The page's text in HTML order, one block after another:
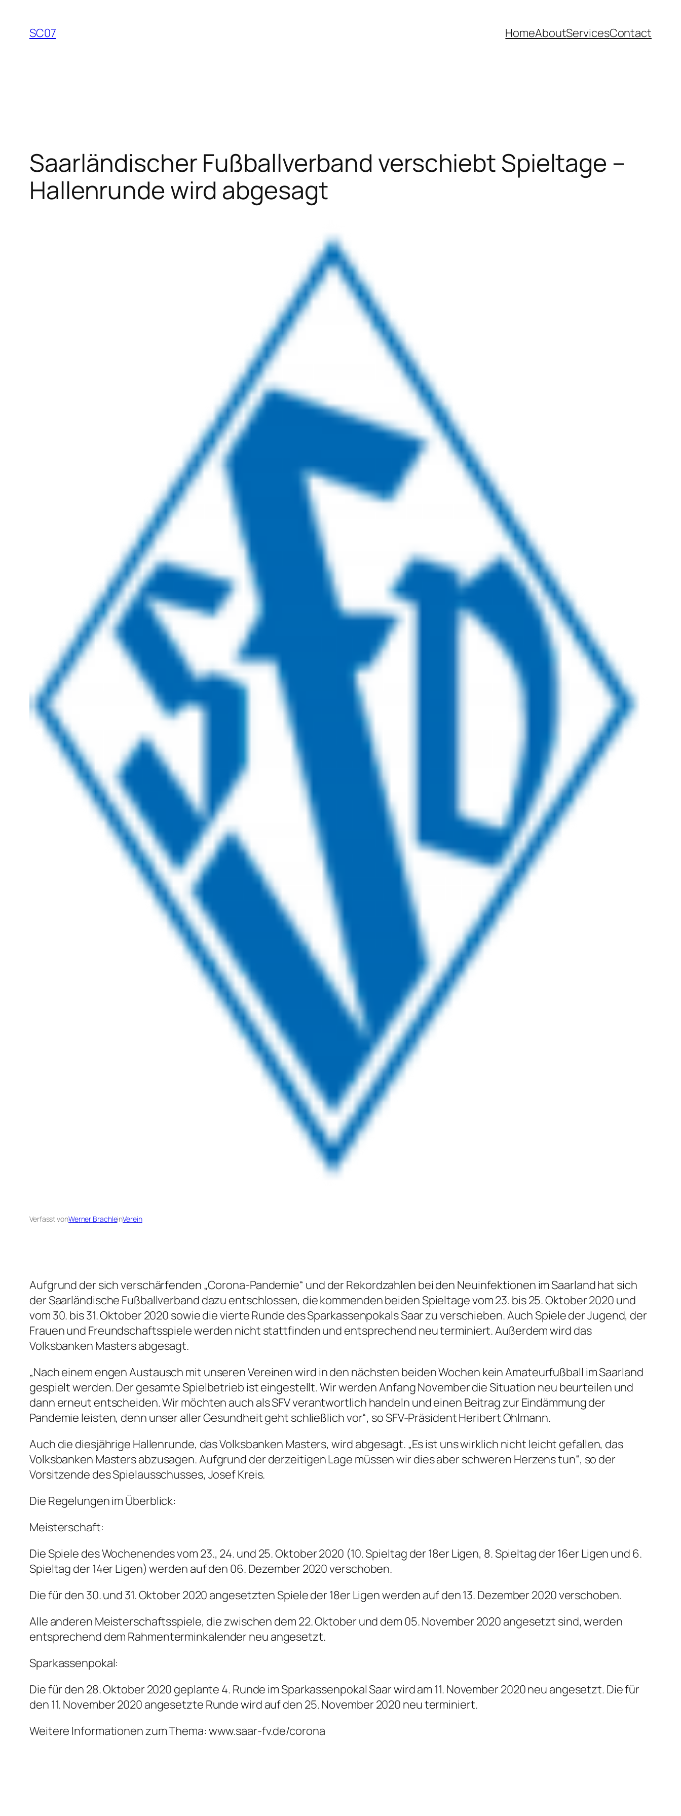
Inhalt
springen
SC07 HomeAboutServicesContact
Saarländischer Fußballverband verschiebt Spieltage –
Hallenrunde wird abgesagt
Verfasst vonWerner BrachleinVerein
Aufgrund der sich verschärfenden „Corona-Pandemie“ und der Rekordzahlen bei den Neuinfektionen im Saarland hat sich
der Saarländische Fußballverband dazu entschlossen, die kommenden beiden Spieltage vom 23. bis 25. Oktober 2020 und
vom 30. bis 31. Oktober 2020 sowie die vierte Runde des Sparkassenpokals Saar zu verschieben. Auch Spiele der Jugend, der
Frauen und Freundschaftsspiele werden nicht stattfinden und entsprechend neu terminiert. Außerdem wird das
Volksbanken Masters abgesagt.
„Nach einem engen Austausch mit unseren Vereinen wird in den nächsten beiden Wochen kein Amateurfußball im Saarland
gespielt werden. Der gesamte Spielbetrieb ist eingestellt. Wir werden Anfang November die Situation neu beurteilen und
dann erneut entscheiden. Wir möchten auch als SFV verantwortlich handeln und einen Beitrag zur Eindämmung der
Pandemie leisten, denn unser aller Gesundheit geht schließlich vor“, so SFV-Präsident Heribert Ohlmann.
Auch die diesjährige Hallenrunde, das Volksbanken Masters, wird abgesagt. „Es ist uns wirklich nicht leicht gefallen, das
Volksbanken Masters abzusagen. Aufgrund der derzeitigen Lage müssen wir dies aber schweren Herzens tun“, so der
Vorsitzende des Spielausschusses, Josef Kreis.
Die Regelungen im Überblick:
Meisterschaft:
Die Spiele des Wochenendes vom 23., 24. und 25. Oktober 2020 (10. Spieltag der 18er Ligen, 8. Spieltag der 16er Ligen und 6.
Spieltag der 14er Ligen) werden auf den 06. Dezember 2020 verschoben.
Die für den 30. und 31. Oktober 2020 angesetzten Spiele der 18er Ligen werden auf den 13. Dezember 2020 verschoben.
Alle anderen Meisterschaftsspiele, die zwischen dem 22. Oktober und dem 05. November 2020 angesetzt sind, werden
entsprechend dem Rahmenterminkalender neu angesetzt.
Sparkassenpokal:
Die für den 28. Oktober 2020 geplante 4. Runde im Sparkassenpokal Saar wird am 11. November 2020 neu angesetzt. Die für
den 11. November 2020 angesetzte Runde wird auf den 25. November 2020 neu terminiert.
Weitere Informationen zum Thema: www.saar-fv.de/corona